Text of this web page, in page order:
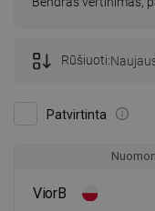
Patvirtinta
Rūšiuoti:
ViorB